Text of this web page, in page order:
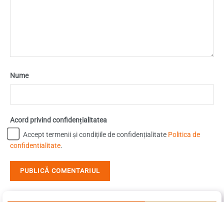
Nume
Acord privind confidențialitatea
Accept termenii și condițiile de confidențialitate Politica de
confidentialitate.